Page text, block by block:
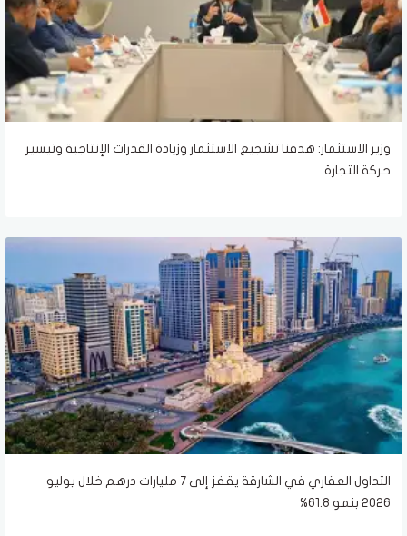
وزير الاستثمار: هدفنا تشجيع الاستثمار وزيادة القدرات الإنتاجية وتيسير
حركة التجارة
التداول العقاري في الشارقة يقفز إلى 7 مليارات درهم خلال يوليو
2026 بنمو 61.8%